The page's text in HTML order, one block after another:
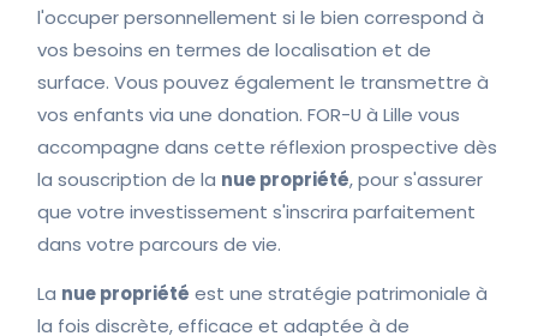
l'occuper personnellement si le bien correspond à
vos besoins en termes de localisation et de
surface. Vous pouvez également le transmettre à
vos enfants via une donation. FOR-U à Lille vous
accompagne dans cette réflexion prospective dès
la souscription de la nue propriété, pour s'assurer
que votre investissement s'inscrira parfaitement
dans votre parcours de vie.
La nue propriété est une stratégie patrimoniale à
la fois discrète, efficace et adaptée à de